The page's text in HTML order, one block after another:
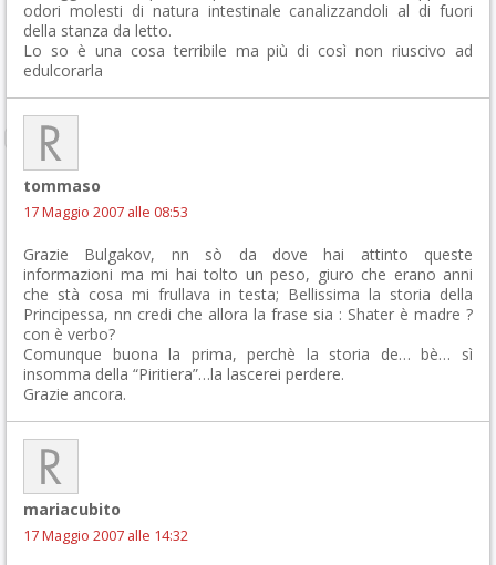
odori molesti di natura intestinale canalizzandoli al di fuori
della stanza da letto.
Lo so è una cosa terribile ma più di così non riuscivo ad
edulcorarla
tommaso
17 Maggio 2007 alle 08:53
Grazie Bulgakov, nn sò da dove hai attinto queste
informazioni ma mi hai tolto un peso, giuro che erano anni
che stà cosa mi frullava in testa; Bellissima la storia della
Principessa, nn credi che allora la frase sia : Shater è madre ?
con è verbo?
Comunque buona la prima, perchè la storia de… bè… sì
insomma della “Piritiera”…la lascerei perdere.
Grazie ancora.
mariacubito
17 Maggio 2007 alle 14:32